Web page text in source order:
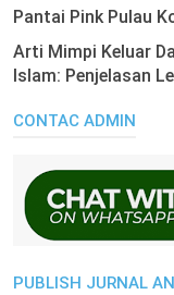
Pantai Pink Pulau
Arti Mimpi Keluar
Islam: Penjelasan
CONTAC ADMIN
PUBLISH JURNAL